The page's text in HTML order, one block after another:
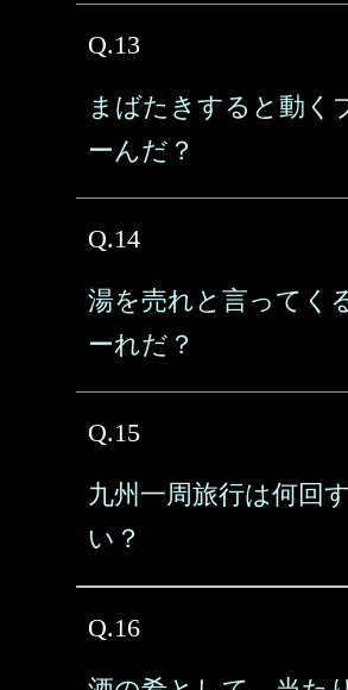
Q.13
まばたきすると動く
ーんだ？
Q.14
湯を売れと言ってく
ーれだ？
Q.15
九州一周旅行は何回
い？
Q.16